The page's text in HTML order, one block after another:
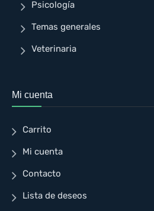
Psicología
Temas generales
Veterinaria
Mi cuenta
Carrito
Mi cuenta
Contacto
Lista de deseos